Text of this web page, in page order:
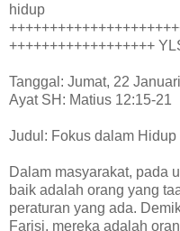
hidup
++++++++++++++++++
Tanggal: Jumat, 22
Ayat SH: Matius 12:15-21
Judul: Fokus dalam Hidup
Dalam masyarakat, pada
baik adalah orang yang
peraturan yang ada.
Farisi, mereka adalah